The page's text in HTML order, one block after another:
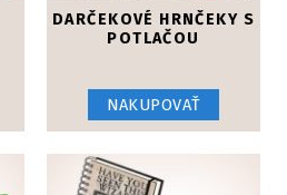
DARČEKOVÉ HRNČEKY S
POTLAČOU
NAKUPOVAŤ